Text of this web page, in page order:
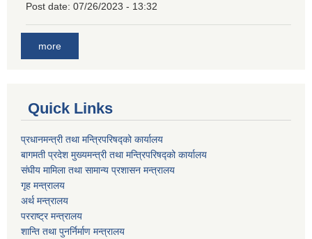
Post date: 07/26/2023 - 13:32
more
Quick Links
प्रधानमन्त्री तथा मन्त्रिपरिषद्को कार्यालय
बागमती प्रदेश मुख्यमन्त्री तथा मन्त्रिपरिषद्को कार्यालय
संघीय मामिला तथा सामान्य प्रशासन मन्त्रालय
गृह मन्त्रालय
अर्थ मन्त्रालय
परराष्ट्र मन्त्रालय
शान्ति तथा पुनर्निर्माण मन्त्रालय